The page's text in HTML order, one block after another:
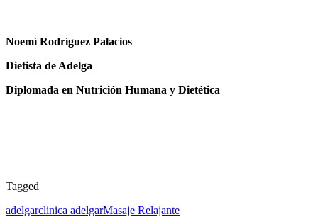
Noemí Rodríguez Palacios
Dietista de Adelga
Diplomada en Nutrición Humana y Dietética
Tagged
adelgarclinica adelgarMasaje Relajante